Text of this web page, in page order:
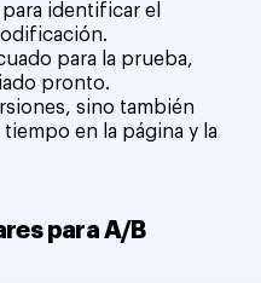
identificar el
para la prueba,
pronto.
sino también
en la página y la
para A/B